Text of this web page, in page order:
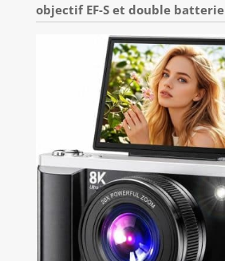
objectif EF-S et double batterie